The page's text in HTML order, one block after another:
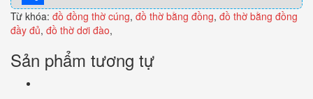
Share
Từ khóa: đồ đồng thờ cúng, đồ thờ bằng đồng, đồ thờ bằng đồng
đầy đủ, đồ thờ dơi đào,
Sản phẩm tương tự